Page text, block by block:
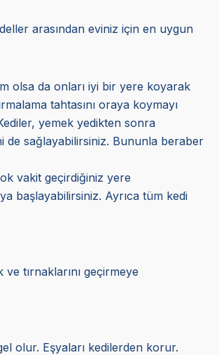
arasından eviniz için en uygun
olsa da onları iyi bir yere koyarak
tahtasını oraya koymayı
yemek yedikten sonra
de sağlayabilirsiniz. Bununla beraber
vakit geçirdiğiniz yere
başlayabilirsiniz. Ayrıca tüm kedi
tırnaklarını geçirmeye
olur. Eşyaları kedilerden korur.